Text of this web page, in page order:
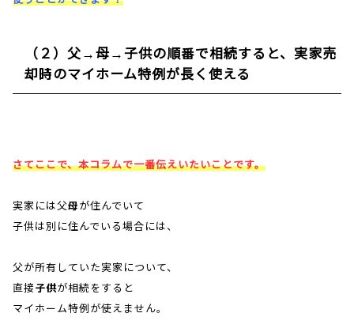
（２）父→母→子供の順番で相続すると、実家売
却時のマイホーム特例が長く使える
さてここで、本コラムで一番伝えいたいことです。
実家には父母が住んでいて
子供は別に住んでいる場合には、
父が所有していた実家について、
直接子供が相続をすると
マイホーム特例が使えません。